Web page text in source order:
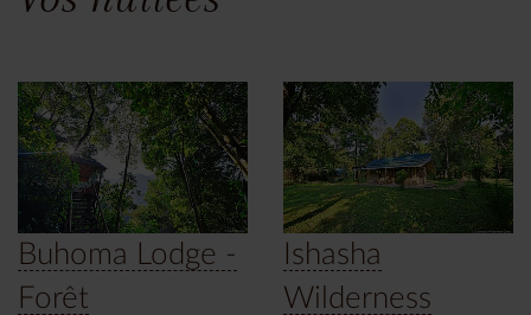
Buhoma Lodge -
Forêt
Ishasha
Wilderness